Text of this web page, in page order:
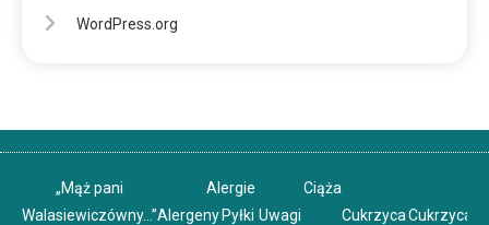
WordPress.org
„Mąż pani
Walasiewiczówny…”
Alergie
AlergenyPyłki Uwagi
Ciąża
CukrzycaCukrzyca